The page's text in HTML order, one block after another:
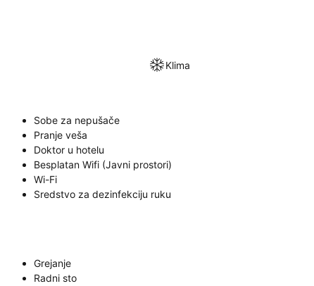
Klima
Sobe za nepušače
Pranje veša
Doktor u hotelu
Besplatan Wifi (Javni prostori)
Wi-Fi
Sredstvo za dezinfekciju ruku
Grejanje
Radni sto